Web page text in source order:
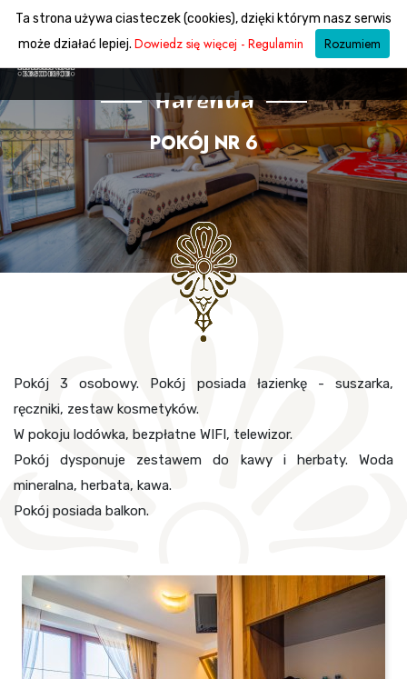
Harenda
POKÓJ NR 6
Pokój 3 osobowy. Pokój posiada łazienkę - suszarka,
ręczniki, zestaw kosmetyków.
W pokoju lodówka, bezpłatne WIFI, telewizor.
Pokój dysponuje zestawem do kawy i herbaty. Woda
mineralna, herbata, kawa.
Pokój posiada balkon.
Ta strona używa ciasteczek (cookies), dzięki którym nasz serwis
może działać lepiej. Dowiedz się więcej - Regulamin Rozumiem